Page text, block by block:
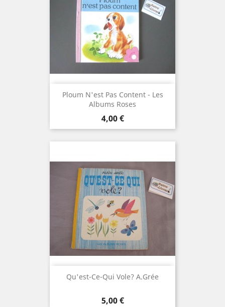
Ploum N'est Pas Content - Les
Albums Roses
Prix
4,00 €
Qu'est-Ce-Qui Vole? A.Grée
Prix
5,00 €